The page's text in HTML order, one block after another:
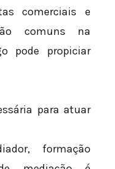
comerciais e
comuns na
pode propiciar
para atuar
formação